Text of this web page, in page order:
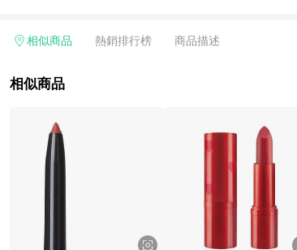
相似商品 熱銷排行榜 商品描述
相似商品